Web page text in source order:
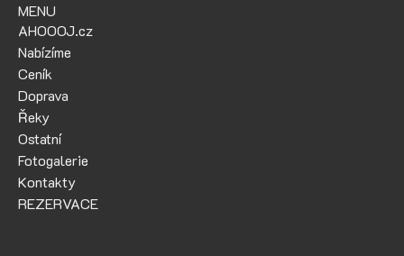
MENU
AHOOOJ.cz
Nabízíme
Ceník
Doprava
Řeky
Ostatní
Fotogalerie
Kontakty
REZERVACE